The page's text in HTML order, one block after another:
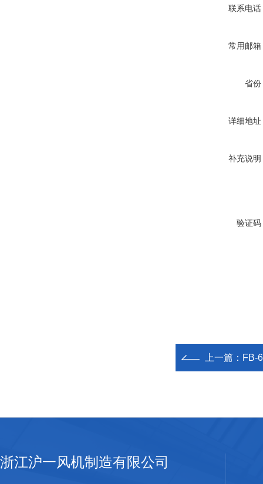
联系电话
常用邮箱
省份
详细地址
补充说明
验证码
上一篇： FB-
浙江沪一风机制造有限公司